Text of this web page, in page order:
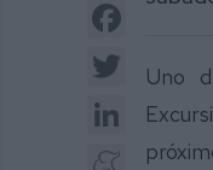
Facebook
LinkedIn
Meneame
Uno